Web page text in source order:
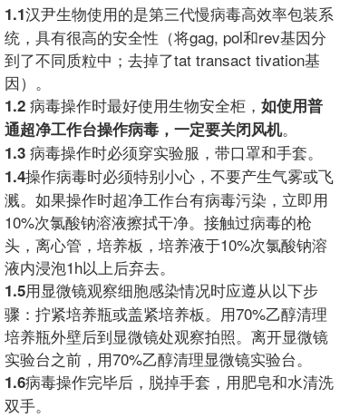
1.1汉尹生物使用的是第三代慢病毒高效率包装系
统，具有很高的安全性（将gag, pol和rev基因分
到了不同质粒中；去掉了tat transact tivation基
因）。
1.2 病毒操作时最好使用生物安全柜， 如使用普
通超净工作台操作病毒，一定要关闭风机。
1.3 病毒操作时必须穿实验服，带口罩和手套。
1.4操作病毒时必须特别小心，不要产生气雾或飞
溅。如果操作时超净工作台有病毒污染，立即用
10%次氯酸钠溶液擦拭干净。接触过病毒的枪
头，离心管，培养板，培养液于10%次氯酸钠溶
液内浸泡1h以上后弃去。
1.5用显微镜观察细胞感染情况时应遵从以下步
骤：拧紧培养瓶或盖紧培养板。用70%乙醇清理
培养瓶外壁后到显微镜处观察拍照。离开显微镜
实验台之前，用70%乙醇清理显微镜实验台。
1.6病毒操作完毕后，脱掉手套，用肥皂和水清洗
双手。